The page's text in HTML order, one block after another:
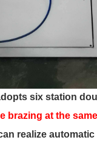
six station
brazing at the
realize